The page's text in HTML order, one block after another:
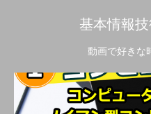
基本情報
動画で好きな